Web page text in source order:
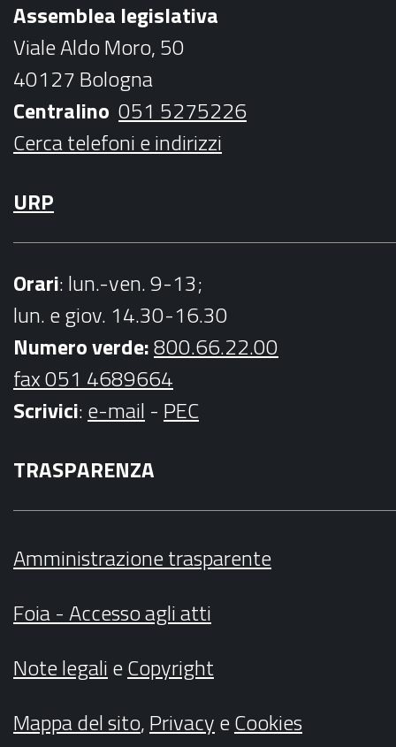
o
k
r
r
a
m
b
e
Assemblea legislativa
Viale Aldo Moro, 50
40127 Bologna
Centralino 051 5275226
Cerca telefoni e indirizzi
URP
Orari: lun.-ven. 9-13;
lun. e giov. 14.30-16.30
Numero verde:800.66.22.00
fax 051 4689664
Scrivici:e-mail - PEC
TRASPARENZA
Amministrazione trasparente
Foia - Accesso agli atti
Note legalieCopyright
Mappa del sito,PrivacyeCookies